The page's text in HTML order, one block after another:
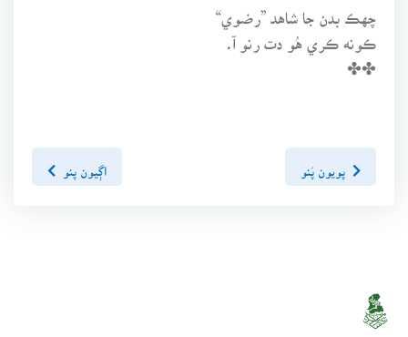
چهڪ بدن جا شاهد ”رضوي“
ڪونه ڪري هُو دت رنو آ.
✤✤
پويون پَنو اڳيون پنو